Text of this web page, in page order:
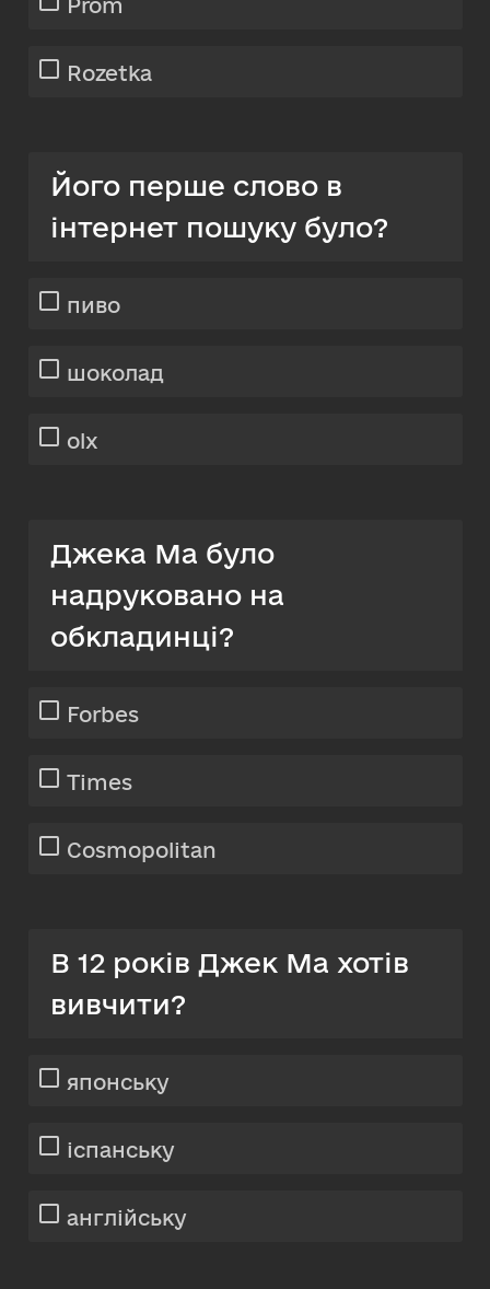
Prom
Rozetka
Його перше слово в
інтернет пошуку було?
пиво
шоколад
olx
Джека Ма було
надруковано на
обкладинці?
Forbes
Times
Cosmopolitan
В 12 років Джек Ма хотів
вивчити?
японську
іспанську
англійську